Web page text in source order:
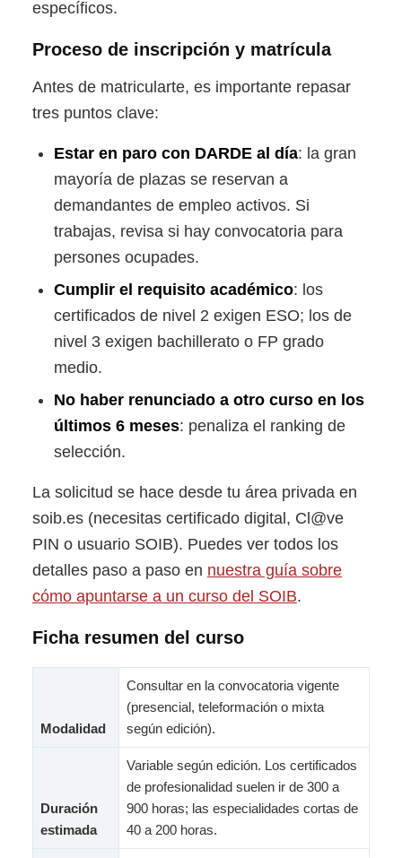
específicos.
Proceso de inscripción y matrícula
Antes de matricularte, es importante repasar
tres puntos clave:
Estar en paro con DARDE al día: la gran
mayoría de plazas se reservan a
demandantes de empleo activos. Si
trabajas, revisa si hay convocatoria para
persones ocupades.
Cumplir el requisito académico: los
certificados de nivel 2 exigen ESO; los de
nivel 3 exigen bachillerato o FP grado
medio.
No haber renunciado a otro curso en los
últimos 6 meses: penaliza el ranking de
selección.
La solicitud se hace desde tu área privada en
soib.es (necesitas certificado digital, Cl@ve
PIN o usuario SOIB). Puedes ver todos los
detalles paso a paso en nuestra guía sobre
cómo apuntarse a un curso del SOIB.
Ficha resumen del curso
Modalidad
Consultar en la convocatoria vigente
(presencial, teleformación o mixta
según edición).
Duración
estimada
Variable según edición. Los certificados
de profesionalidad suelen ir de 300 a
900 horas; las especialidades cortas de
40 a 200 horas.